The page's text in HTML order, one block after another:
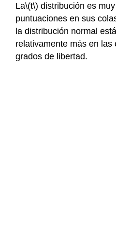
La\(t\) distribución es
puntuaciones en sus
la distribución normal
relativamente más en las
grados de libertad.